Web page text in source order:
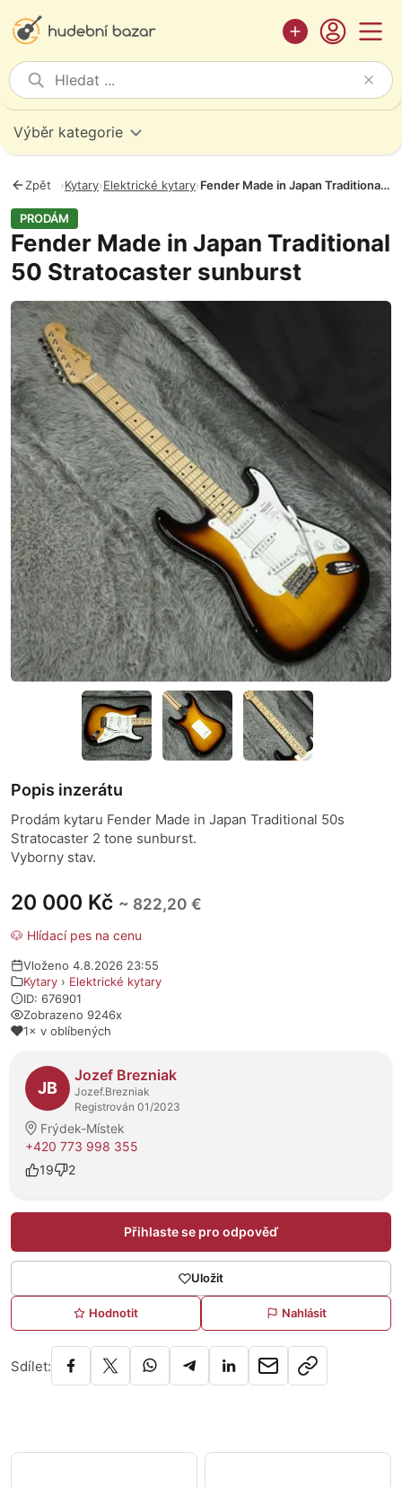
Výběr kategorie
Zpět ›Kytary›Elektrické kytary› Fender Made in Japan Traditional 50 Stratocaster sunburst
PRODÁM
Fender Made in Japan Traditional
50 Stratocaster sunburst
Fotografie
20 000 Kč ~ 822,20 €
🐶 Hlídací pes na cenu
Vloženo 4.8.2026 23:55
Kytary › Elektrické kytary
ID: 676901
Zobrazeno 9246x
1× v oblíbených
O prodejci
JB
Jozef Brezniak
Jozef.Brezniak
Registrován 01/2023
Frýdek-Místek
+420 773 998 355
19
2
Přihlaste se pro odpověď
Uložit
Hodnotit Nahlásit
Sdílet:
Popis inzerátu
Prodám kytaru Fender Made in Japan Traditional 50s
Stratocaster 2 tone sunburst.
Vyborny stav.